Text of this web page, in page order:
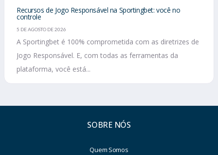
Recursos de Jogo Responsável na Sportingbet: você no
controle
5 DE AGOSTO DE 2026
A Sportingbet é 100% comprometida com as diretrizes de
Jogo Responsável. E, com todas as ferramentas da
plataforma, você está...
SOBRE NÓS
Quem Somos